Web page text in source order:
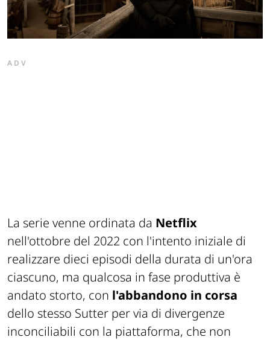
ADV
La serie venne ordinata da Netflix
nell'ottobre del 2022 con l'intento iniziale di
realizzare dieci episodi della durata di un'ora
ciascuno, ma qualcosa in fase produttiva è
andato storto, con l'abbandono in corsa
dello stesso Sutter per via di divergenze
inconciliabili con la piattaforma, che non